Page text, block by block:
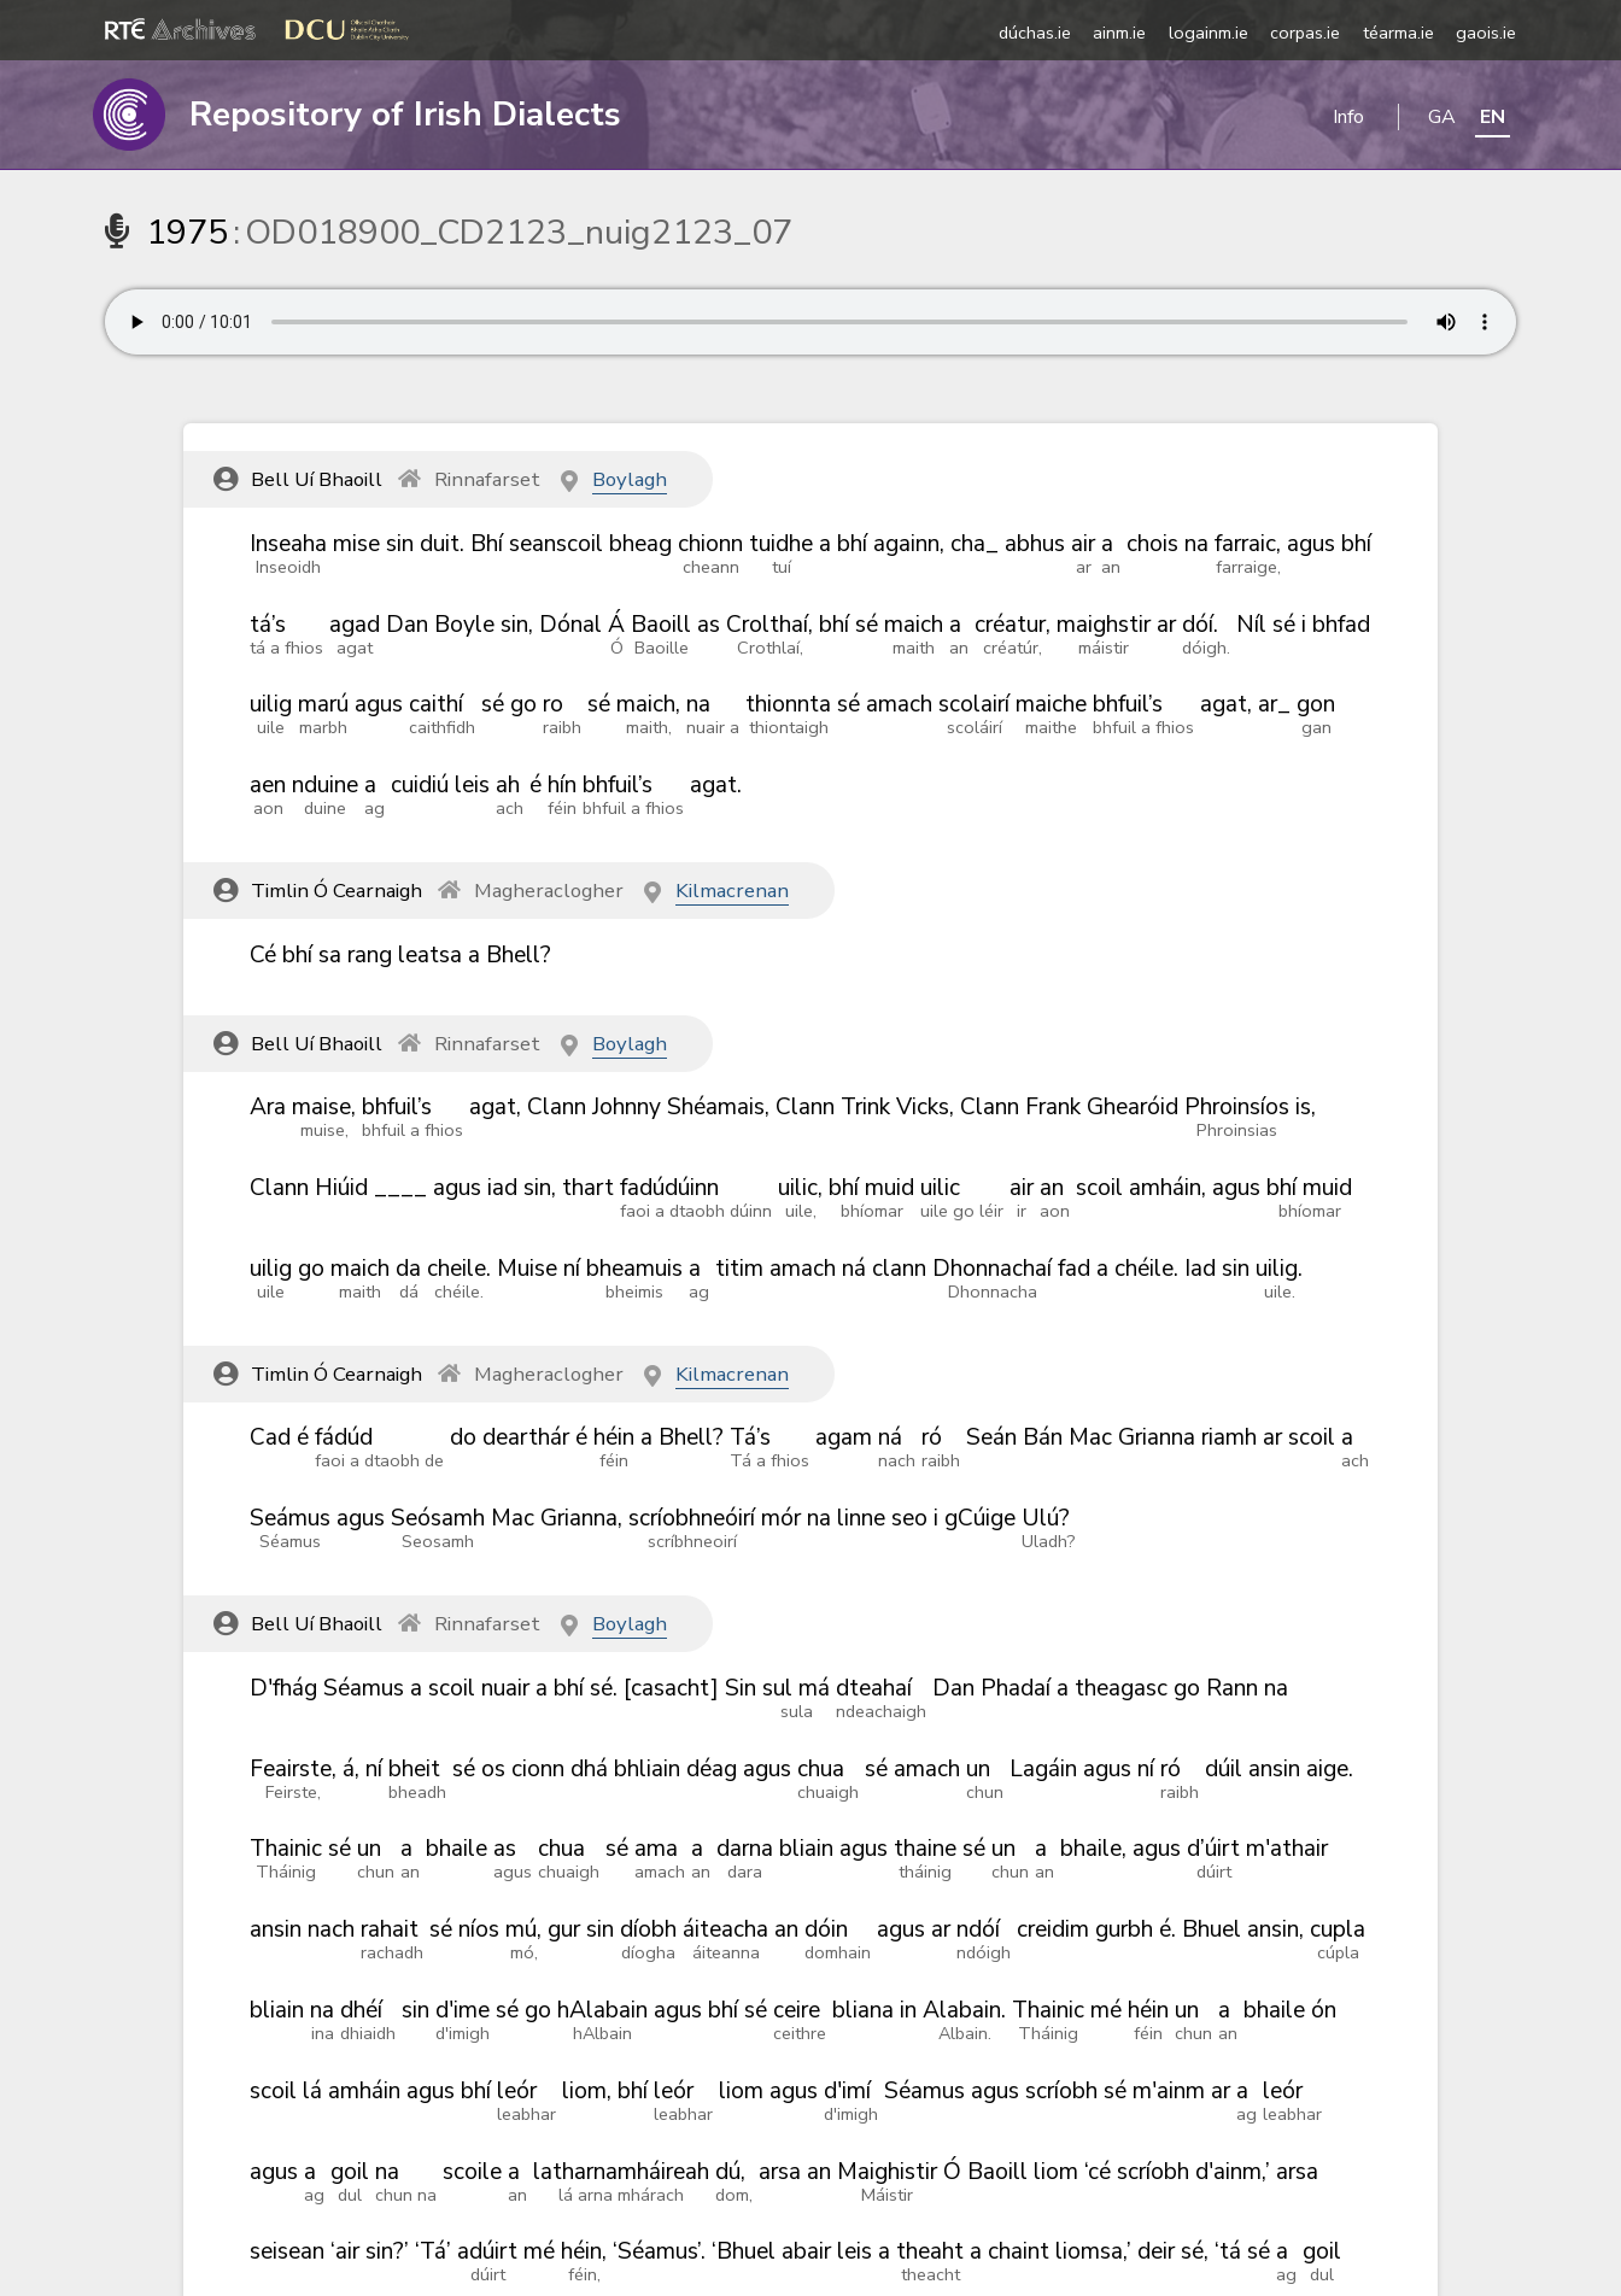
dúchas.ie ainm.ie logainm.ie corpas.ie téarma.ie gaois.ie
Repository of Irish Dialects Info GA EN
1975:OD018900_CD2123_nuig2123_07
Bell Uí Bhaoill Rinnafarset Boylagh
Inseaha
Inseoidh
misesin duit. Bhíseanscoil bheag chionn
cheann
tuidhe
tuí
a bhí againn, cha_ abhus air
ar
a
an
chois na farraic,
farraige,
agus bhí
tá’s
tá a fhios
agad
agat
Dan Boylesin, Dónal Á
Ó
Baoill
Baoille
as Crolthaí,
Crothlaí,
bhísé maich
maith
a
an
créatur,
créatúr,
maighstir
máistir
ar dóí.
dóigh.
Níl sé i bhfad
uilig
uile
marú
marbh
agus caithí
caithfidh
sé go ro
raibh
sé maich,
maith,
na
nuair a
thionnta
thiontaigh
sé amach scolairí
scoláirí
maiche
maithe
bhfuil’s
bhfuil a fhios
agat, ar_ gon
gan
aen
aon
nduine
duine
a
ag
cuidiú leis ah
ach
é hín
féin
bhfuil’s
bhfuil a fhios
agat.
Timlin Ó Cearnaigh Magheraclogher Kilmacrenan
Cé bhísa rang leatsa a Bhell?
Bell Uí Bhaoill Rinnafarset Boylagh
Ara maise,
muise,
bhfuil’s
bhfuil a fhios
agat, Clann JohnnyShéamais, Clann TrinkVicks, Clann Frank Ghearóid Phroinsíos
Phroinsias
is,
Clann Hiúid ____ agus iad sin, thartfadúdúinn
faoi a dtaobh dúinn
uilic,
uile,
bhí muid
bhíomar
uilic
uile go léir
air
ir
an
aon
scoil amháin, agus bhí muid
bhíomar
uilig
uile
go maich
maith
da
dá
cheile.
chéile.
Muise ní bheamuis
bheimis
a
ag
titim amach ná clann Dhonnachaí
Dhonnacha
fad a chéile. Iad sin uilig.
uile.
Timlin Ó Cearnaigh Magheraclogher Kilmacrenan
Cad éfádúd
faoi a dtaobh de
do dearthár é héin
féin
a Bhell? Tá’s
Tá a fhios
agam ná
nach
ró
raibh
Seán Bán Mac Grianna riamh arscoil a
ach
Seámus
Séamus
agus Seósamh
Seosamh
Mac Grianna, scríobhneóirí
scríbhneoirí
mór na linneseo i gCúige Ulú?
Uladh?
Bell Uí Bhaoill Rinnafarset Boylagh
D'fhág Séamus a scoil nuair a bhísé. [casacht] Sin sul má
sula
dteahaí
ndeachaigh
Dan Phadaí a theagasc go Rann na
Feairste,
Feirste,
á, ní bheit
bheadh
sé os cionn dhá bhliain déag agus chua
chuaigh
sé amach un
chun
Lagáin agus ní ró
raibh
dúil ansin aige.
Thainic
Tháinig
sé un
chun
a
an
bhaile as
agus
chua
chuaigh
sé ama
amach
a
an
darna
dara
bliain agus thaine
tháinig
sé un
chun
a
an
bhaile, agus d’úirt
dúirt
m'athair
ansin nach rahait
rachadh
sé níos mú,
mó,
gursin díobh
díogha
áiteacha
áiteanna
an dóin
domhain
agus ar ndóí
ndóigh
creidim gurbh é. Bhuel ansin, cupla
cúpla
bliain na
ina
dhéí
dhiaidh
sin d'ime
d'imigh
sé go hAlabain
hAlbain
agus bhísé ceire
ceithre
bliana in Alabain.
Albain.
Thainic
Tháinig
mé héin
féin
un
chun
a
an
bhaile ón
scoil lá amháin agus bhí leór
leabhar
liom, bhí leór
leabhar
liom agus d'imí
d'imigh
Séamus agus scríobh sé m'ainm ar a
ag
leór
leabhar
agus a
ag
goil
dul
na
chun na
scoile a
an
latharnamháireah
lá arna mhárach
dú,
dom,
arsa an Maighistir
Máistir
Ó Baoill liom ‘céscríobh d'ainm,’ arsa
seisean ‘airsin?’ ‘Tá’ adúirt
dúirt
mé héin,
féin,
‘Séamus’. ‘Bhuel abair leis a theaht
theacht
a chaint liomsa,’ deirsé, ‘tá sé a
ag
goil
dul